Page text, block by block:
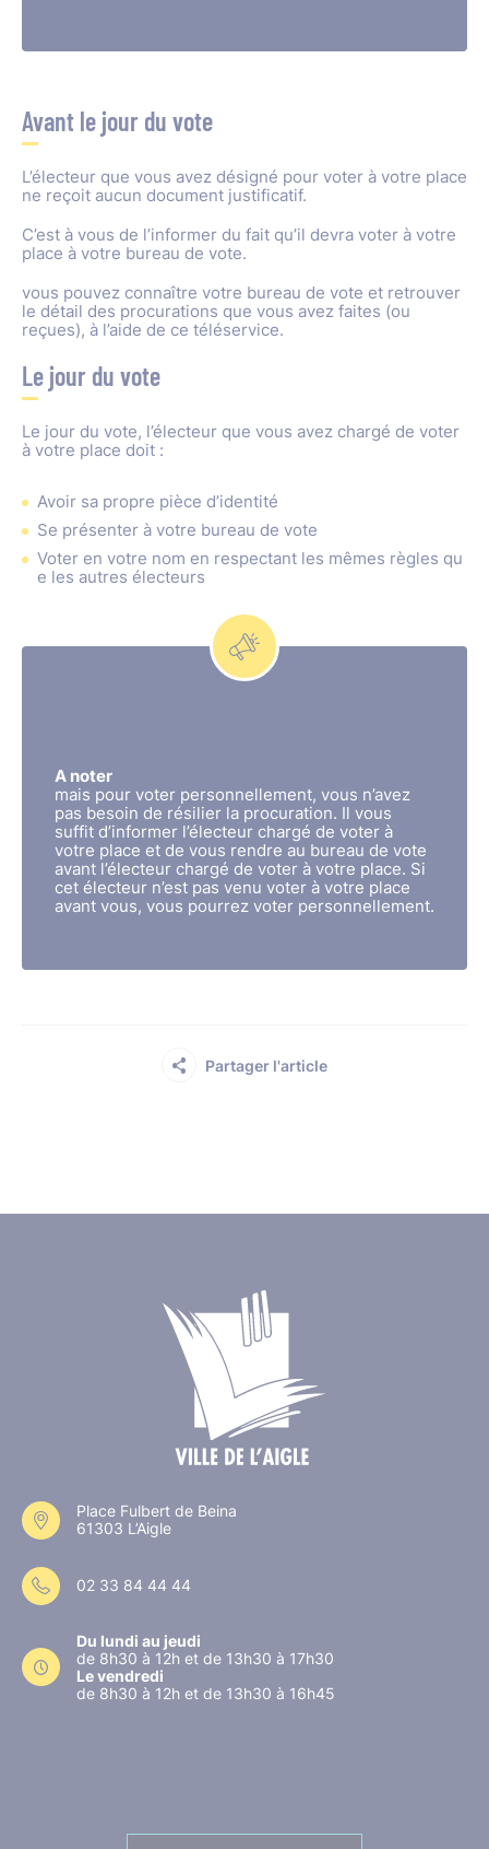
Avant le jour du vote
L’électeur que vous avez désigné pour voter à votre place
ne reçoit aucun document justificatif.
C’est à vous de l’informer du fait qu’il devra voter à votre
place à votre bureau de vote.
vous pouvez connaître votre bureau de vote et retrouver
le détail des procurations que vous avez faites (ou
reçues), à l’aide de ce téléservice.
Le jour du vote
Le jour du vote, l’électeur que vous avez chargé de voter
à votre place doit :
Avoir sa propre pièce d’identité
Se présenter à votre bureau de vote
Voter en votre nom en respectant les mêmes règles qu
e les autres électeurs
A noter
mais pour voter personnellement, vous n’avez
pas besoin de résilier la procuration. Il vous
suffit d’informer l’électeur chargé de voter à
votre place et de vous rendre au bureau de vote
avant l’électeur chargé de voter à votre place. Si
cet électeur n’est pas venu voter à votre place
avant vous, vous pourrez voter personnellement.
Partager l'article
Place Fulbert de Beina
61303 L’Aigle
02 33 84 44 44
Du lundi au jeudi
de 8h30 à 12h et de 13h30 à 17h30
Le vendredi
de 8h30 à 12h et de 13h30 à 16h45